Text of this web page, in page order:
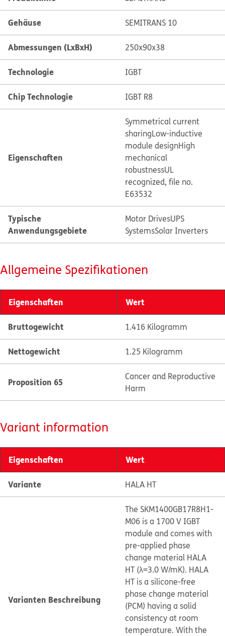
Gehäuse SEMITRANS 10
Abmessungen (LxBxH) 250x90x38
Technologie IGBT
Chip Technologie IGBT R8
Eigenschaften
Symmetrical current
sharingLow-inductive
module designHigh
mechanical
robustnessUL
recognized, file no.
E63532
Typische
Anwendungsgebiete
Motor DrivesUPS
SystemsSolar Inverters
Allgemeine Spezifikationen
Eigenschaften Wert
Bruttogewicht 1.416 Kilogramm
Nettogewicht 1.25 Kilogramm
Proposition 65
Cancer and Reproductive
Harm
Variant information
Eigenschaften Wert
Variante HALA HT
Varianten Beschreibung
The SKM1400GB17R8H1-
M06 is a 1700 V IGBT
module and comes with
pre-applied phase
change material HALA
HT (λ=3.0 W/mK). HALA
HT is a silicone-free
phase change material
(PCM) having a solid
consistency at room
temperature. With the